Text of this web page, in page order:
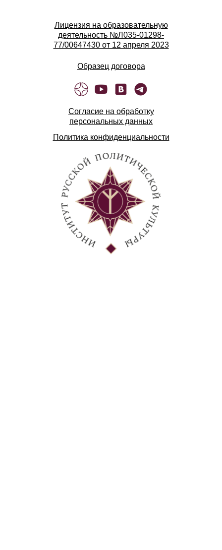
Лицензия на образовательную
деятельность №Л035-01298-
77/00647430 от 12 апреля 2023
Образец договора
Согласие на обработку
персональных данных
Политика конфиденциальности